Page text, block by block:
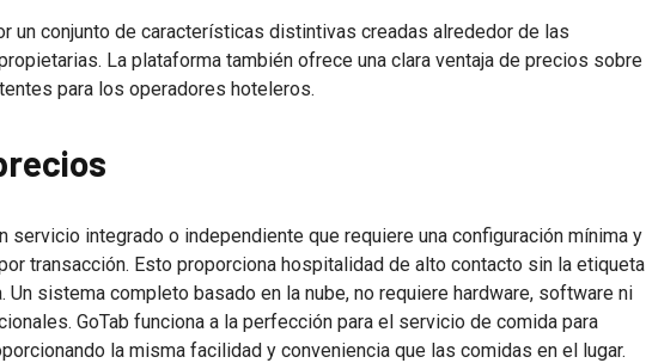
un conjunto de características distintivas creadas alrededor de las
La plataforma también ofrece una clara ventaja de precios sobre
para los operadores hoteleros.
servicio integrado o independiente que requiere una configuración mínima y
transacción. Esto proporciona hospitalidad de alto contacto sin la etiqueta
Un sistema completo basado en la nube, no requiere hardware, software ni
GoTab funciona a la perfección para el servicio de comida para
la misma facilidad y conveniencia que las comidas en el lugar.